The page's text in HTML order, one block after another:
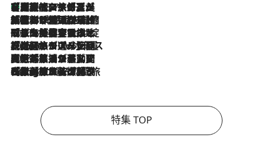
2026.8.7
【厳選旅コスメ】「多機能アイテムがメイン！」旅好き美容エディターが選んだ夏旅ベストコスメを発表【Mサイズジップ】
2026.8.6
「荷物が増えるほど旅ストレスは増す」美容ジャーナリストがたどり着いた最終結論。“化粧品を劇的に減らす”感動の凝縮美容とは
2026.8.6
「旅先には金髪ウィッグを持参」日本と同じメイクでは損してる!? 美容ジャーナリストが提案する“掟破りの旅美容”とは
2026.8.6
【厳選旅コスメ】「身軽さ＆UV対策重視！」ヘアアーティストshucoが選んだ夏旅ベストコスメを発表【Mサイズジップ】
2026.8.5
【厳選旅コスメ】国内をあちこち移動する河井菜摘が選んだ夏旅ベストコスメ発表！「リラックスアイテムはマスト」【Mサイズジップ】
2026.8.4
【厳選旅コスメ】「紫外線＆乾燥対策しながらメイク感も！」ヘア＆メイクGeorgeが選んだ夏旅ベストコスメを発表！【Mサイズジップ】
特集 TOP